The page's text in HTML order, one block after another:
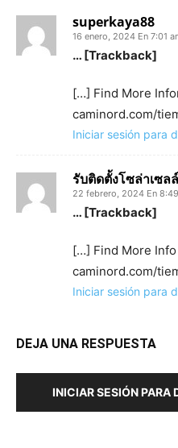
superkaya88
16 enero, 2024 En 7:01
… [Trackback]
[…] Find More
caminord.com/
Iniciar sesión para
รับติดตั้งโซล่าเซล
22 febrero, 2024 En
… [Trackback]
[…] Find More
caminord.com/
Iniciar sesión para
DEJA UNA RESPUESTA
INICIAR SESIÓN PARA